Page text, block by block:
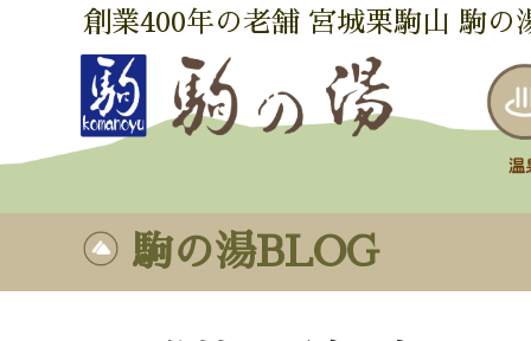
創業400年の老舗 宮城栗駒山 駒の
駒の湯BLOG